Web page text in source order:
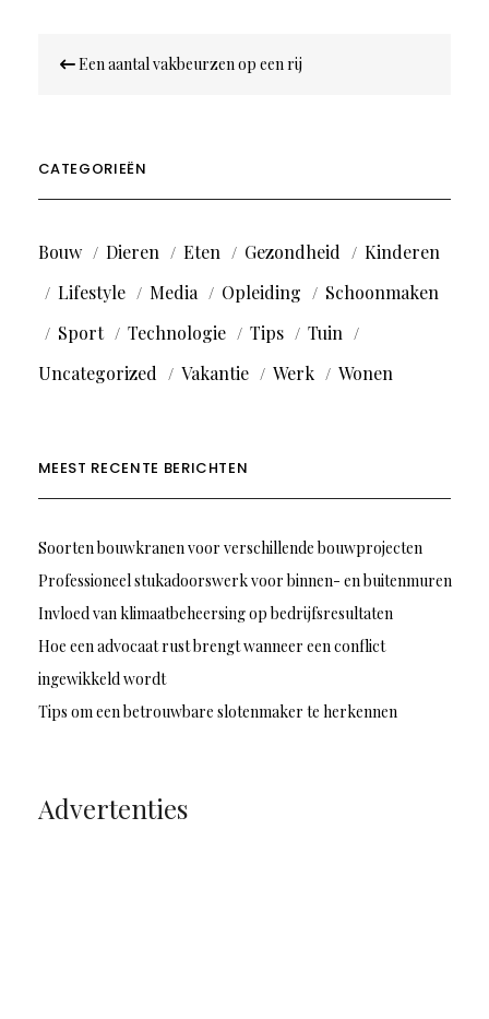
navigatie
Een aantal vakbeurzen op een rij
CATEGORIEËN
Bouw Dieren Eten Gezondheid
Kinderen
Lifestyle
Media Opleiding
Schoonmaken
Sport
Technologie Tips
Tuin
Uncategorized
Vakantie Werk Wonen
MEEST RECENTE BERICHTEN
Soorten bouwkranen voor verschillende bouwprojecten
Professioneel stukadoorswerk voor binnen- en buitenmuren
Invloed van klimaatbeheersing op bedrijfsresultaten
Hoe een advocaat rust brengt wanneer een conflict
ingewikkeld wordt
Tips om een betrouwbare slotenmaker te herkennen
Advertenties